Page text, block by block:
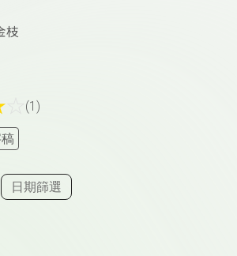
枝
(1)
日期篩選